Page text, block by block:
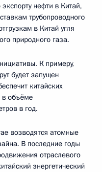
нефти в Китай,
трубопроводного
в Китай угля
природного газа.
К примеру,
будет запущен
китайских
в объёме
в год.
возводятся атомные
В последние годы
отраслевого
энергетический